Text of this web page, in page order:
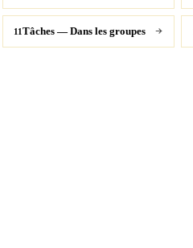
11Tâches — Dans les groupes